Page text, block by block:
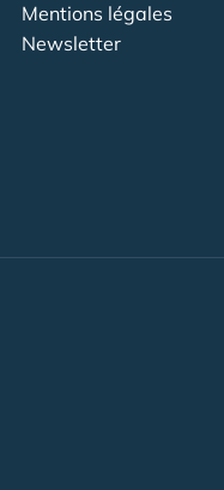
Mentions légales
Newsletter